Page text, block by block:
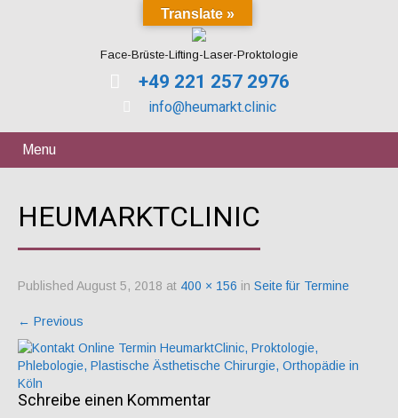
Face-Brüste-Lifting-Laser-Proktologie
+49 221 257 2976
info@heumarkt.clinic
Menu
HEUMARKTCLINIC
Published August 5, 2018 at 400 × 156 in Seite für Termine
← Previous
Schreibe einen Kommentar
Translate »